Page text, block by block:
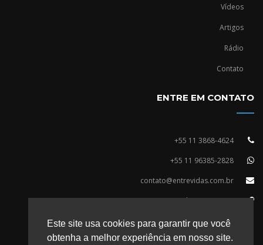
Vídeos
Artigos
Rádio
Contato
ENTRE EM CONTATO
+55 11 3868-4624
+55 11 96385-2828
contato@entrevidas.com.br
R. Vergueiro, 2253 - 14º Andar, Conj. 1409
CEP: 04101-100
Este site usa cookies para garantir que você
obtenha a melhor experiência em nosso site.